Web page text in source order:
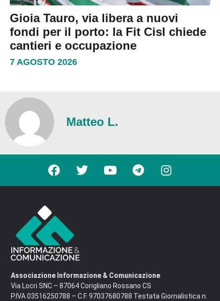
Gioia Tauro, via libera a nuovi
fondi per il porto: la Fit Cisl chiede
cantieri e occupazione
7 AGOSTO 2026
Matteo L.
Associazione Informazione & Comunicazione
Via Locri SNC – 87064 Corigliano Rossano CS
P.IVA 03516250788 – C.F. 97037680788 Testata Giornalistica n.